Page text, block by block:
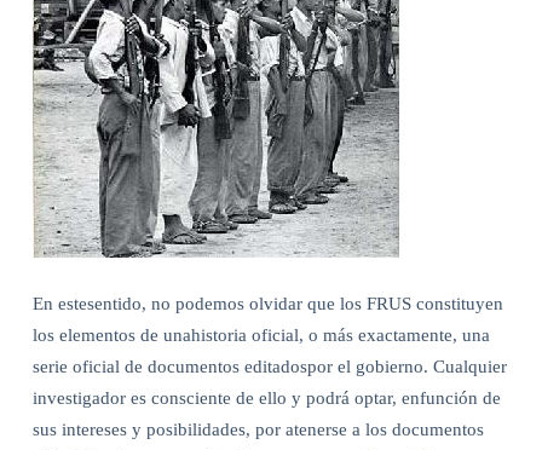
En estesentido, no podemos olvidar que los FRUS constituyen
los elementos de unahistoria oficial, o más exactamente, una
serie oficial de documentos editadospor el gobierno. Cualquier
investigador es consciente de ello y podrá optar, enfunción de
sus intereses y posibilidades, por atenerse a los documentos